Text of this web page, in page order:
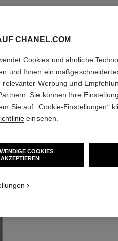
CHANEL.COM
Cookies und ähnliche
und Ihnen ein
relevanter Werbung und
Sie können Ihre
Sie auf „Cookie-Einstellungen“
einsehen.
COOKIES
AKZEPTIEREN​